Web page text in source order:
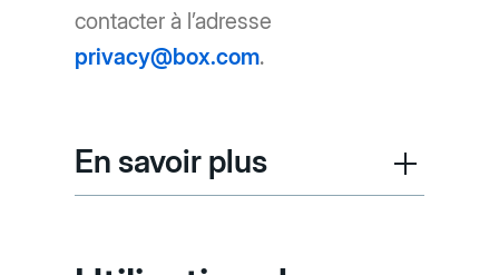
contacter à l’adresse
privacy@box.com.
En savoir plus